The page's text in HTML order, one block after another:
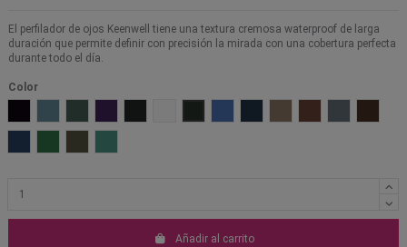
El perfilador de ojos Keenwell tiene una textura cremosa waterproof de larga
duración que permite definir con precisión la mirada con una cobertura perfecta
durante todo el día.
Color
Añadir al carrito